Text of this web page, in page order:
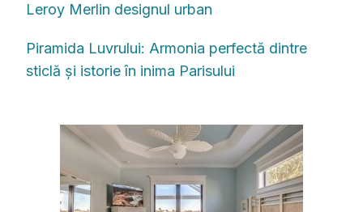
Leroy Merlin designul urban
Piramida Luvrului: Armonia perfectă dintre
sticlă și istorie în inima Parisului